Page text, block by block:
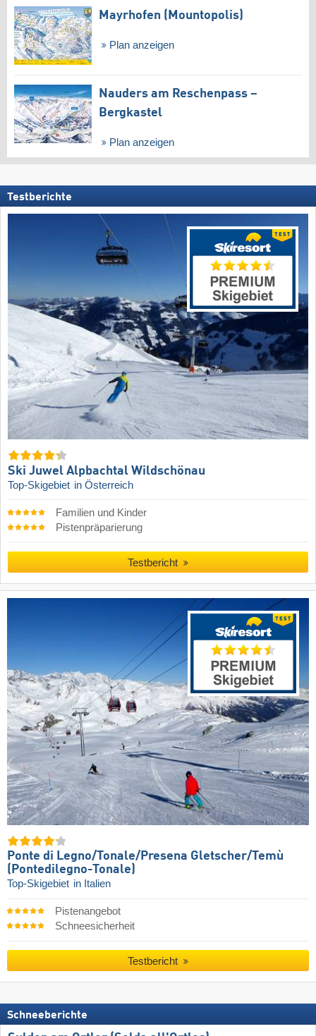
Mayrhofen (Mountopolis)
Plan anzeigen
Nauders am Reschenpass –
Bergkastel
Plan anzeigen
Testberichte
Ski Juwel Alpbachtal Wildschönau
Top-Skigebiet in Österreich
Familien und Kinder
Pistenpräparierung
Testbericht
Ponte di Legno/​Tonale/​Presena Gletscher/​Temù
(Pontedilegno-Tonale)
Top-Skigebiet in Italien
Pistenangebot
Schneesicherheit
Testbericht
Schneeberichte